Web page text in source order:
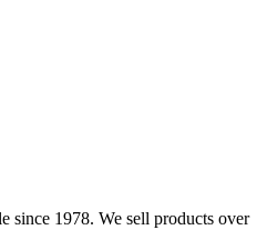
since 1978. We sell products over